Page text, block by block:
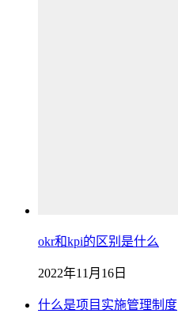
okr和kpi的区别是什么
2022年11月16日
什么是项目实施管理制度